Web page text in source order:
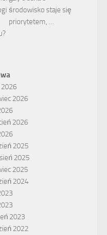
środowisko staje się
priorytetem, …
2026
2026
2026
2025
2025
2025
2024
2023
2022